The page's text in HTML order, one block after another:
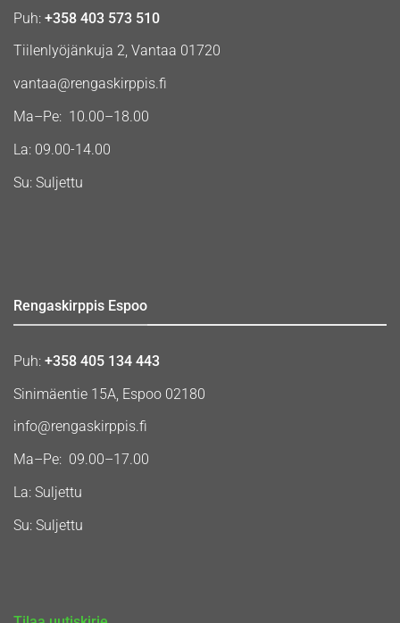
Puh: +358 403 573 510
Tiilenlyöjänkuja 2, Vantaa 01720
vantaa@rengaskirppis.fi
Ma–Pe: 10.00–18.00
La: 09.00-14.00
Su: Suljettu
Rengaskirppis Espoo
Puh: +358 405 134 443
Sinimäentie 15A, Espoo 02180
info@rengaskirppis.fi
Ma–Pe: 09.00–17.00
La: Suljettu
Su: Suljettu